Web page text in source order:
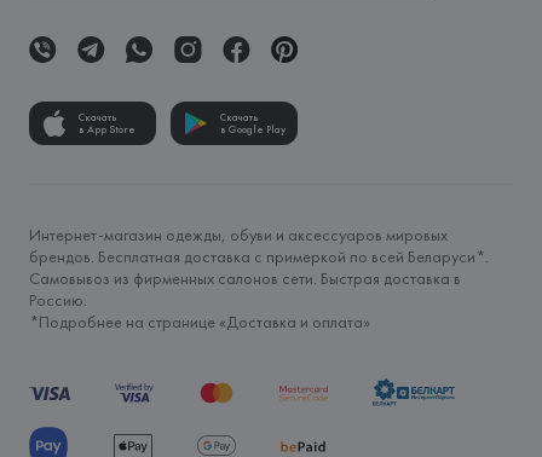
Скачать
в App Store
Скачать
в Google Play
Интернет-магазин одежды, обуви и аксессуаров мировых
брендов. Бесплатная доставка с примеркой по всей Беларуси*.
Самовывоз из фирменных салонов сети. Быстрая доставка в
Россию.
*Подробнее на странице «Доставка и оплата»